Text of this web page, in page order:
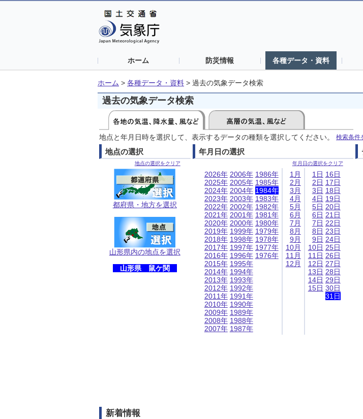
ホーム 防災情報 各種データ・資料
ホーム > 各種データ・資料 > 過去の気象データ検索
過去の気象データ検索
地点と年月日時を選択して、表示するデータの種類を選択してください。 検索条件
地点の選択
地点の選択をクリア
都府県・地方を選択
山形県内の地点を選択
山形県 鼠ケ関
年月日の選択
年月日の選択をクリア
2026年
2025年
2024年
2023年
2022年
2021年
2020年
2019年
2018年
2017年
2016年
2015年
2014年
2013年
2012年
2011年
2010年
2009年
2008年
2007年
2006年
2005年
2004年
2003年
2002年
2001年
2000年
1999年
1998年
1997年
1996年
1995年
1994年
1993年
1992年
1991年
1990年
1989年
1988年
1987年
1986年
1985年
1984年
1983年
1982年
1981年
1980年
1979年
1978年
1977年
1976年
1月
2月
3月
4月
5月
6月
7月
8月
9月
10月
11月
12月
1日
2日
3日
4日
5日
6日
7日
8日
9日
10日
11日
12日
13日
14日
15日
16日
17日
18日
19日
20日
21日
22日
23日
24日
25日
26日
27日
28日
29日
30日
31日
新着情報